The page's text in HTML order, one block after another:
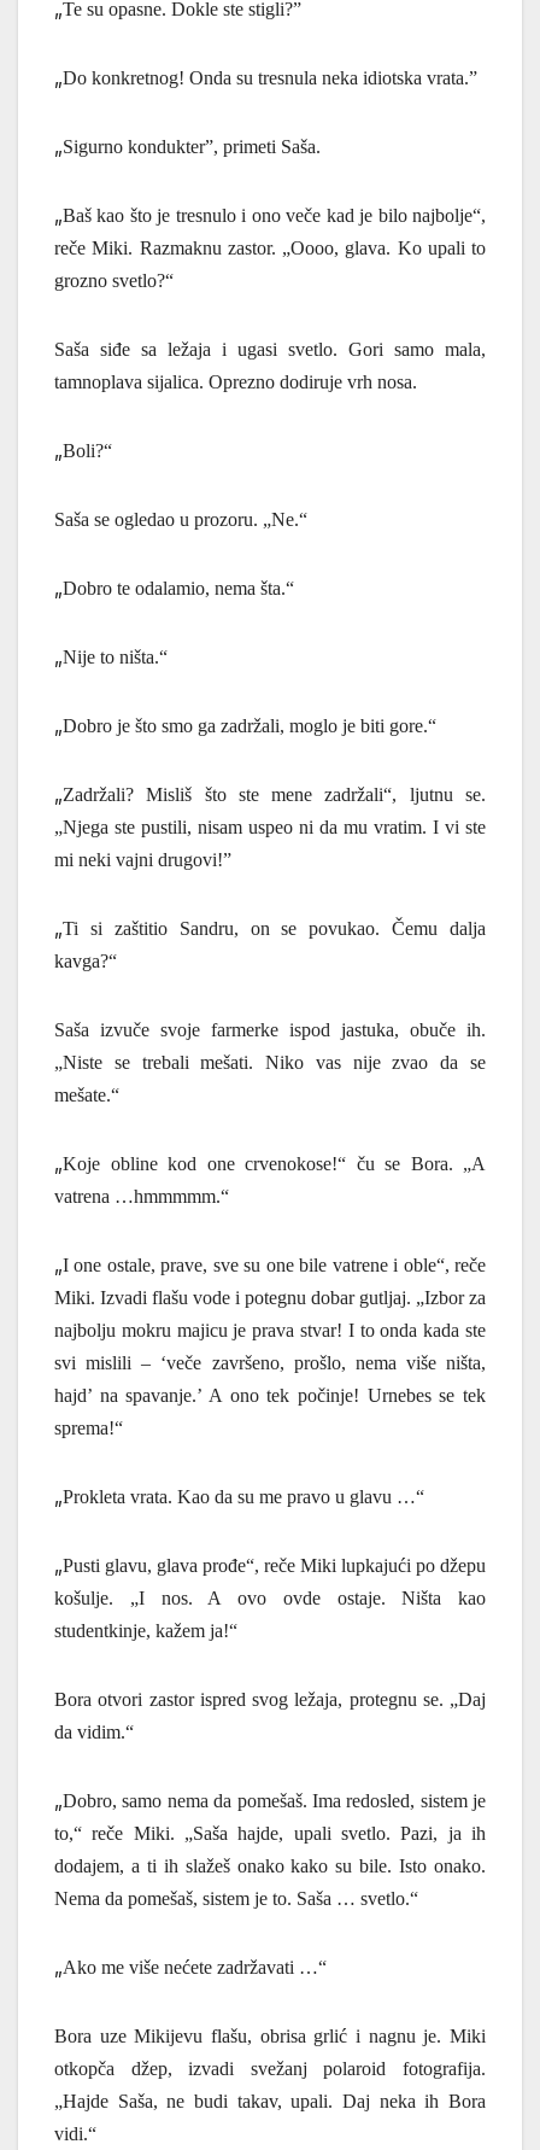
„Te su opasne. Dokle ste stigli?”
„Do konkretnog! Onda su tresnula neka idiotska vrata.”
„Sigurno kondukter”, primeti Saša.
„Baš kao što je tresnulo i ono veče kad je bilo najbolje“,
reče Miki. Razmaknu zastor. „Oooo, glava. Ko upali to
grozno svetlo?“
Saša siđe sa ležaja i ugasi svetlo. Gori samo mala,
tamnoplava sijalica. Oprezno dodiruje vrh nosa.
„Boli?“
Saša se ogledao u prozoru. „Ne.“
„Dobro te odalamio, nema šta.“
„Nije to ništa.“
„Dobro je što smo ga zadržali, moglo je biti gore.“
„Zadržali? Misliš štoste mene zadržali“, ljutnu se.
„Njega ste pustili, nisam uspeo ni da mu vratim. I vi ste
mi neki vajni drugovi!”
„Ti si zaštitio Sandru, on se povukao.Čemu dalja
kavga?“
Saša izvuče svoje farmerke ispod jastuka, obuče ih.
„Niste se trebali mešati. Niko vas nije zvao da se
mešate.“
„Koje obline kod one crvenokose!“ ču se Bora. „A
vatrena …hmmmmm.“
„I one ostale, prave, sve su one bile vatrene i oble“, reče
Miki. Izvadi flašu vode i potegnu dobar gutljaj. „Izbor za
najbolju mokru majicu je prava stvar! I to onda kada ste
svi mislili – ‘veče završeno, prošlo, nema više ništa,
hajd’ na spavanje.’ A ono tek počinje! Urnebes se tek
sprema!“
„Prokleta vrata. Kao da su me pravo u glavu …“
„Pusti glavu, glava prođe“, reče Miki lupkajući po džepu
košulje. „I nos. A ovo ovde ostaje.Ništa kao
studentkinje, kažem ja!“
Bora otvori zastor ispred svog ležaja, protegnu se. „Daj
da vidim.“
„Dobro, samo nema da pomešaš. Ima redosled, sistem je
to,“ reče Miki. „Saša hajde, upali svetlo. Pazi, ja ih
dodajem, a ti ih slažeš onako kako su bile. Isto onako.
Nema da pomešaš, sistem je to. Saša … svetlo.“
„Ako me više nećete zadržavati …“
Bora uze Mikijevu flašu, obrisa grlić i nagnu je. Miki
otkopča džep, izvadi svežanj polaroid fotografija.
„Hajde Saša, ne budi takav, upali. Daj neka ih Bora
vidi.“